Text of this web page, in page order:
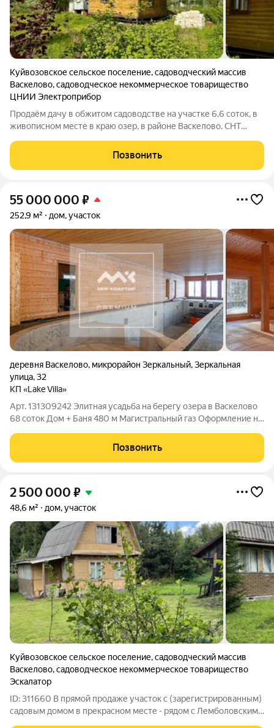
Куйвозовское сельское поселение,садоводческий массив
Васкелово,садоводческое некоммерческое товарищество
ЦНИИ Электроприбор
Продаём дачу в обжитом садоводстве на участке 6,6 соток, в
живописном месте в краю озер, в районе Васкелово. СНТ
двухэтажный, общей площадью 57,5 м2. На 1 этаже просторная
кухня-гостиная с окнами на
Позвонить
55 000 000 ₽
252,9 м² дом, участок
деревня Васкелово, микрорайон Зеркальный,Зеркальная
улица,32
КП «Lake Villa»
Арт. 131309242 Элитная усадьба на берегу озера в Васкелово
68 соток Дом + Баня 480 м Магистральный газ Оформление на
районе Ленинградской области (д. Васкелово, Всеволожский
район).
Позвонить
2 500 000 ₽
48,6 м² дом, участок
Куйвозовское сельское поселение,садоводческий массив
Васкелово,садоводческое некоммерческое товарищество
Эскалатор
ID: 311660 В прямой продаже участок с (зарегистрированным)
садовым домом в прекрасном месте - рядом с Лемболовским